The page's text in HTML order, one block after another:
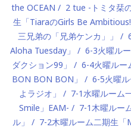
the OCEAN
2 tue -トミタ栞
生「TiaraのGirls Be Ambitious!
三兄弟の「兄弟ケンカ」」
Aloha Tuesday」
6-3火曜ル
ダクション99」
6-4火曜ルー
BON BON BON」
6-5火曜
よラジオ」
7-1水曜ルーム
Smile」EAM-
7-1木曜ルー
ル」
7-2木曜ルーム二期生「